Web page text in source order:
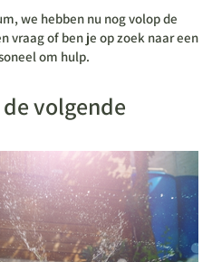
we hebben nu nog volop de
vraag of ben je op zoek naar een
om hulp.
volgende